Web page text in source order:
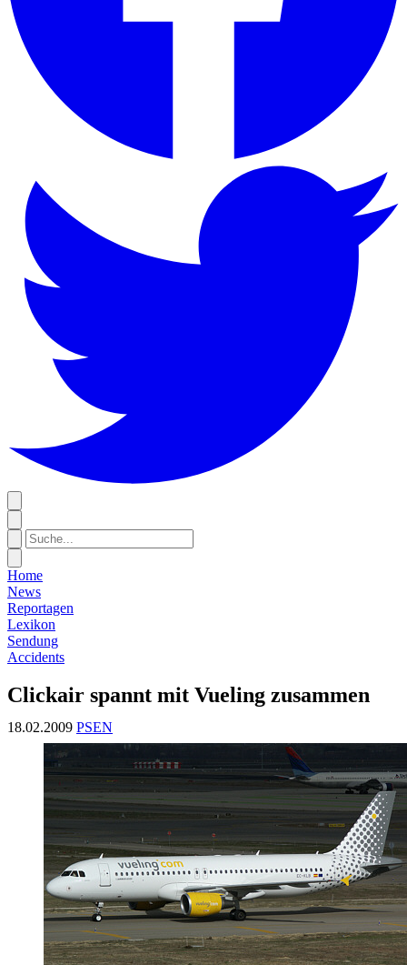
Home
News
Reportagen
Lexikon
Sendung
Accidents
Clickair spannt mit Vueling zusammen
18.02.2009 PSEN